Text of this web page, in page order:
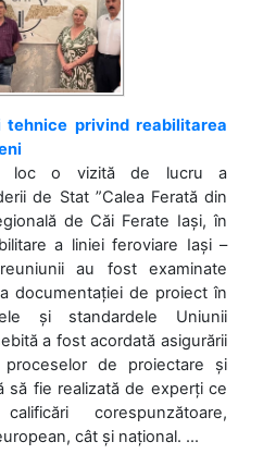
tehnice privind reabilitarea
loc o vizită de lucru a
de Stat ”Calea Ferată din
de Căi Ferate Iași, în
a liniei feroviare Iași –
au fost examinate
documentației de proiect în
și standardele Uniunii
a fost acordată asigurării
de proiectare și
să fie realizată de experți ce
corespunzătoare,
cât și național. ...